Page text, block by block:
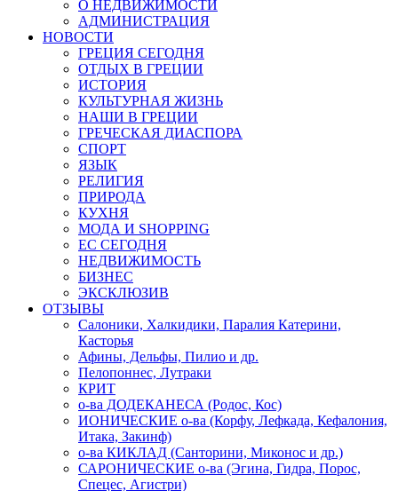
О НЕДВИЖИМОСТИ
АДМИНИСТРАЦИЯ
НОВОСТИ
ГРЕЦИЯ СЕГОДНЯ
ОТДЫХ В ГРЕЦИИ
ИСТОРИЯ
КУЛЬТУРНАЯ ЖИЗНЬ
НАШИ В ГРЕЦИИ
ГРЕЧЕСКАЯ ДИАСПОРА
СПОРТ
ЯЗЫК
РЕЛИГИЯ
ПРИРОДА
КУХНЯ
МОДА И SHOPPING
ЕС СЕГОДНЯ
НЕДВИЖИМОСТЬ
БИЗНЕС
ЭКСКЛЮЗИВ
ОТЗЫВЫ
Салоники, Халкидики, Паралия Катерини,
Касторья
Афины, Дельфы, Пилио и др.
Пелопоннес, Лутраки
КРИТ
о-ва ДОДЕКАНЕСА (Родос, Кос)
ИОНИЧЕСКИЕ о-ва (Корфу, Лефкада, Кефалония,
Итака, Закинф)
о-ва КИКЛАД (Санторини, Миконос и др.)
САРОНИЧЕСКИЕ о-ва (Эгина, Гидра, Порос,
Спецес, Агистри)